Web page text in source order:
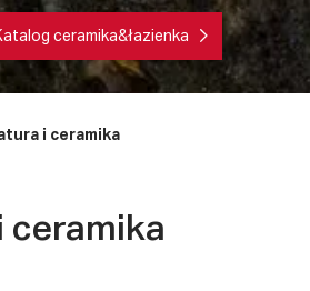
ceramika&łazienka
i ceramika
ceramika